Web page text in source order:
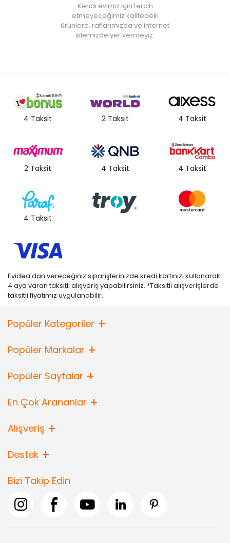
Kendi evimiz için tercih
etmeyeceğimiz kalitedeki
ürünlere, raflarımızda ve internet
sitemizde yer vermeyiz.
4 Taksit 2 Taksit 4 Taksit
2 Taksit 4 Taksit 4 Taksit
4 Taksit
Evidea'dan vereceğiniz siparişlerinizde kredi kartınızı kullanarak
4 aya varan taksitli alışveriş yapabilirsiniz. *Taksitli alışverişlerde
taksitli fiyatımız uygulanabilir.
Popüler Kategoriler
Popüler Markalar
Popüler Sayfalar
En Çok Arananlar
Alışveriş
Destek
Bizi Takip Edin